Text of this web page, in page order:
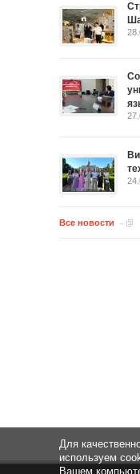
Все новости
Для
используем
Вашем